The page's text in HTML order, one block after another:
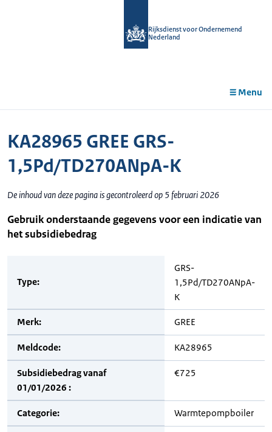
Rijksdienst voor Ondernemend
Nederland
Menu
KA28965 GREE GRS-
1,5Pd/TD270ANpA-K
De inhoud van deze pagina is gecontroleerd op 5 februari 2026
Gebruik onderstaande gegevens voor een indicatie van
het subsidiebedrag
Type:
GRS-
1,5Pd/TD270ANpA-
K
Merk: GREE
Meldcode: KA28965
Subsidiebedrag vanaf
01/01/2026 :
€725
Categorie: Warmtepompboiler